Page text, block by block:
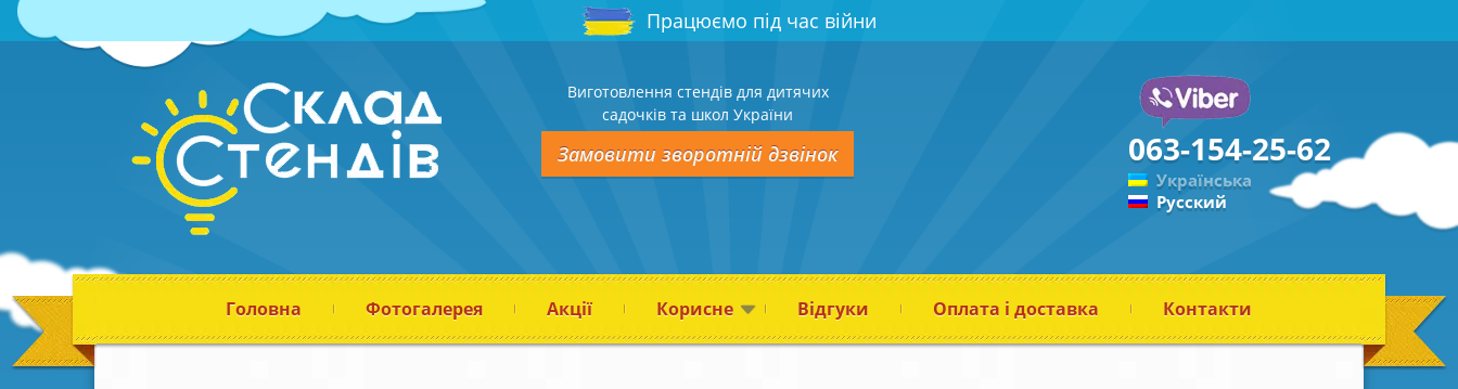
Працюємо під час війни
Виготовлення стендів для дитячих
садочків та школ України
Замовити зворотній дзвінок 063-154-25-62
Українська
Русский
Головна Фотогалерея Акції Корисне Відгуки Оплата і доставка Контакти